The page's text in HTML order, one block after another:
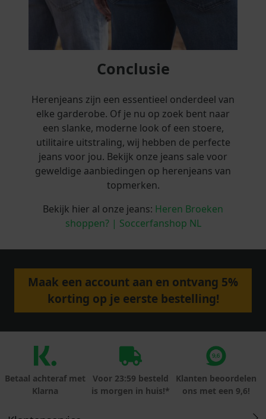
Conclusie
Herenjeans zijn een essentieel onderdeel van
elke garderobe. Of je nu op zoek bent naar
een slanke, moderne look of een stoere,
utilitaire uitstraling, wij hebben de perfecte
jeans voor jou. Bekijk onze jeans sale voor
geweldige aanbiedingen op herenjeans van
topmerken.
Bekijk hier al onze jeans: Heren Broeken
shoppen? | Soccerfanshop NL
Maak een account aan en ontvang 5%
korting op je eerste bestelling!
Betaal achteraf met
Klarna
Voor 23:59 besteld
is morgen in huis!*
Klanten beoordelen
ons met een 9,6!